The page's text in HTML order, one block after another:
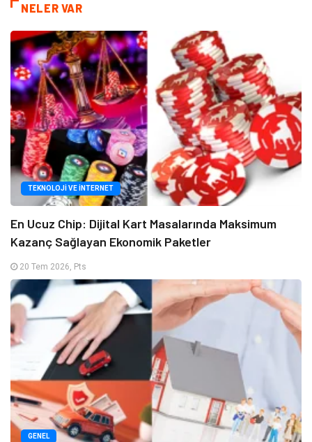
NELER VAR
TEKNOLOJI VE İNTERNET
En Ucuz Chip: Dijital Kart Masalarında Maksimum
Kazanç Sağlayan Ekonomik Paketler
20 Tem 2026, Pts
GENEL